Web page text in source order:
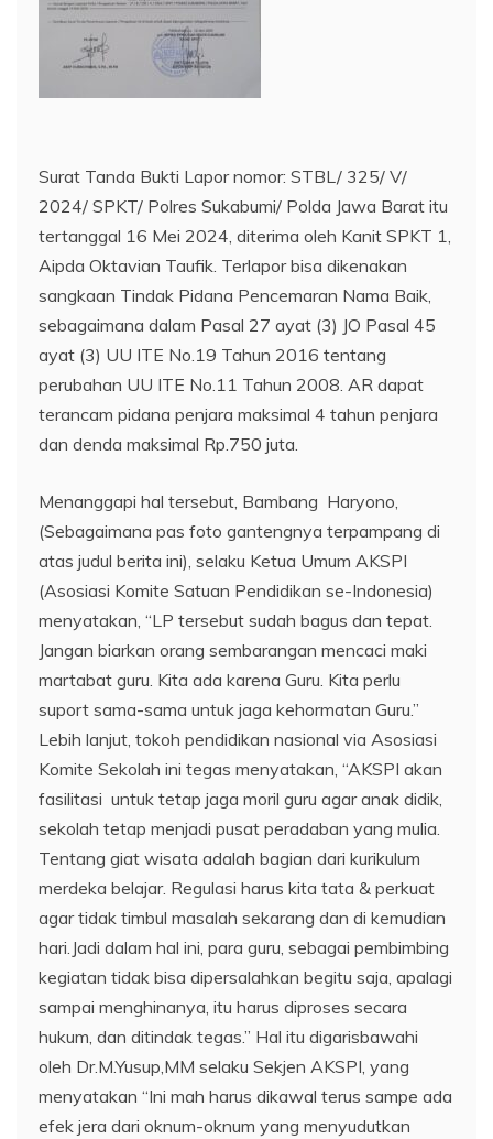
Surat Tanda Bukti Lapor nomor: STBL/ 325/ V/
2024/ SPKT/ Polres Sukabumi/ Polda Jawa Barat itu
tertanggal 16 Mei 2024, diterima oleh Kanit SPKT 1,
Aipda Oktavian Taufik. Terlapor bisa dikenakan
sangkaan Tindak Pidana Pencemaran Nama Baik,
sebagaimana dalam Pasal 27 ayat (3) JO Pasal 45
ayat (3) UU ITE No.19 Tahun 2016 tentang
perubahan UU ITE No.11 Tahun 2008. AR dapat
terancam pidana penjara maksimal 4 tahun penjara
dan denda maksimal Rp.750 juta.
Menanggapi hal tersebut, Bambang Haryono,
(Sebagaimana pas foto gantengnya terpampang di
atas judul berita ini), selaku Ketua Umum AKSPI
(Asosiasi Komite Satuan Pendidikan se-Indonesia)
menyatakan, “LP tersebut sudah bagus dan tepat.
Jangan biarkan orang sembarangan mencaci maki
martabat guru. Kita ada karena Guru. Kita perlu
suport sama-sama untuk jaga kehormatan Guru.”
Lebih lanjut, tokoh pendidikan nasional via Asosiasi
Komite Sekolah ini tegas menyatakan, “AKSPI akan
fasilitasi untuk tetap jaga moril guru agar anak didik,
sekolah tetap menjadi pusat peradaban yang mulia.
Tentang giat wisata adalah bagian dari kurikulum
merdeka belajar. Regulasi harus kita tata & perkuat
agar tidak timbul masalah sekarang dan di kemudian
hari.Jadi dalam hal ini, para guru, sebagai pembimbing
kegiatan tidak bisa dipersalahkan begitu saja, apalagi
sampai menghinanya, itu harus diproses secara
hukum, dan ditindak tegas.” Hal itu digarisbawahi
oleh Dr.M.Yusup,MM selaku Sekjen AKSPI, yang
menyatakan “Ini mah harus dikawal terus sampe ada
efek jera dari oknum-oknum yang menyudutkan